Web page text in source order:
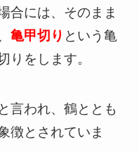
合には、そのまま
亀甲切り という亀
りをします。
言われ、鶴ととも
徴とされていま